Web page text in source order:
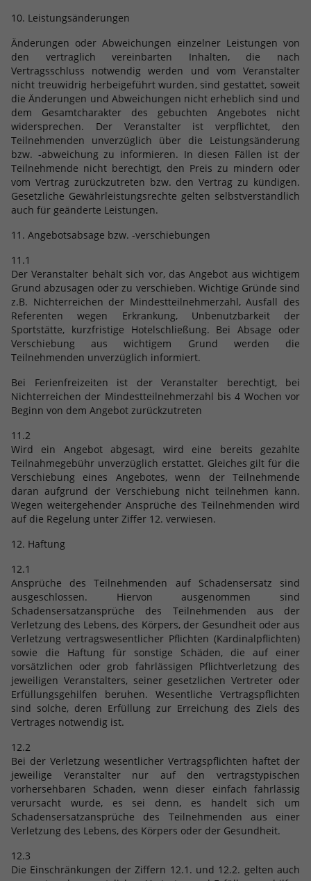
10. Leistungsänderungen
Änderungen oder Abweichungen einzelner Leistungen von
den vertraglich vereinbarten Inhalten, die nach
Vertragsschluss notwendig werden und vom Veranstalter
nicht treuwidrig herbeigeführt wurden, sind gestattet, soweit
die Änderungen und Abweichungen nicht erheblich sind und
dem Gesamtcharakter des gebuchten Angebotes nicht
widersprechen. Der Veranstalter ist verpflichtet, den
Teilnehmenden unverzüglich über die Leistungsänderung
bzw. -abweichung zu informieren. In diesen Fällen ist der
Teilnehmende nicht berechtigt, den Preis zu mindern oder
vom Vertrag zurückzutreten bzw. den Vertrag zu kündigen.
Gesetzliche Gewährleistungsrechte gelten selbstverständlich
auch für geänderte Leistungen.
11. Angebotsabsage bzw. -verschiebungen
11.1
Der Veranstalter behält sich vor, das Angebot aus wichtigem
Grund abzusagen oder zu verschieben. Wichtige Gründe sind
z.B. Nichterreichen der Mindestteilnehmerzahl, Ausfall des
Referenten wegen Erkrankung, Unbenutzbarkeit der
Sportstätte, kurzfristige Hotelschließung. Bei Absage oder
Verschiebung aus wichtigem Grund werden die
Teilnehmenden unverzüglich informiert.
Bei Ferienfreizeiten ist der Veranstalter berechtigt, bei
Nichterreichen der Mindestteilnehmerzahl bis 4 Wochen vor
Beginn von dem Angebot zurückzutreten
11.2
Wird ein Angebot abgesagt, wird eine bereits gezahlte
Teilnahmegebühr unverzüglich erstattet. Gleiches gilt für die
Verschiebung eines Angebotes, wenn der Teilnehmende
daran aufgrund der Verschiebung nicht teilnehmen kann.
Wegen weitergehender Ansprüche des Teilnehmenden wird
auf die Regelung unter Ziffer 12. verwiesen.
12. Haftung
12.1
Ansprüche des Teilnehmenden auf Schadensersatz sind
ausgeschlossen. Hiervon ausgenommen sind
Schadensersatzansprüche des Teilnehmenden aus der
Verletzung des Lebens, des Körpers, der Gesundheit oder aus
Verletzung vertragswesentlicher Pflichten (Kardinalpflichten)
sowie die Haftung für sonstige Schäden, die auf einer
vorsätzlichen oder grob fahrlässigen Pflichtverletzung des
jeweiligen Veranstalters, seiner gesetzlichen Vertreter oder
Erfüllungsgehilfen beruhen. Wesentliche Vertragspflichten
sind solche, deren Erfüllung zur Erreichung des Ziels des
Vertrages notwendig ist.
12.2
Bei der Verletzung wesentlicher Vertragspflichten haftet der
jeweilige Veranstalter nur auf den vertragstypischen
vorhersehbaren Schaden, wenn dieser einfach fahrlässig
verursacht wurde, es sei denn, es handelt sich um
Schadensersatzansprüche des Teilnehmenden aus einer
Verletzung des Lebens, des Körpers oder der Gesundheit.
12.3
Die Einschränkungen der Ziffern 12.1. und 12.2. gelten auch